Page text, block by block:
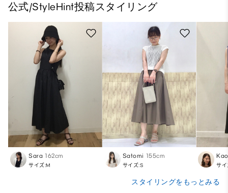
公式/StyleHint投稿スタイリング
Sara 162cm
サイズ:M
Satomi 155cm
サイズ:S サ
スタイリングをもっとみる